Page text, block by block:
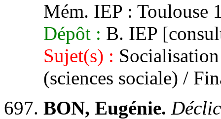
Mém. IEP : Toulouse
Dépôt : B. IEP
Sujet(s) :
(sciences sociale) /
BON, Eugénie.